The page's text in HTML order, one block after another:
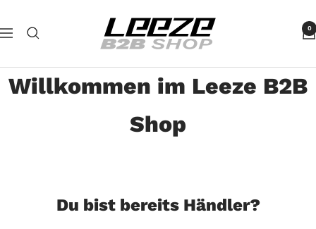
zum
Navigation
Leeze
B2B
0
Willkommen im Leeze B2B
Shop
Du bist bereits Händler?